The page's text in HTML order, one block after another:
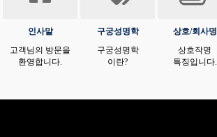
인사말
고객님의 방문을
환영합니다.
구궁성명학
구궁성명학
이란?
상호/회사명
상호작명
특징입니다.